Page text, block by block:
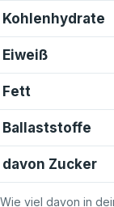
Kohlenhydrate
Eiweiß
Fett
Ballaststoffe
davon Zucker
Wie viel davon in